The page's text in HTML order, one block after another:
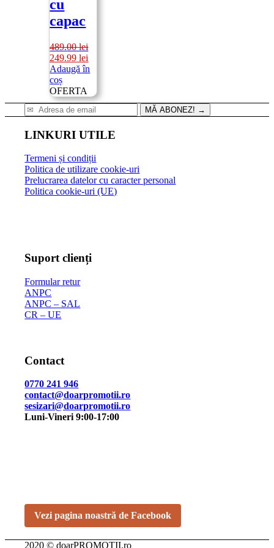
cu
capac
489.00lei
Prețul
inițial
a
fost:
489.00 lei.
249.99lei
curent
249.99 lei.
Adaugă în
coș
OFERTA
MĂ ABONEZ! →
LINKURI UTILE
Termeni și condiții
Politica de utilizare cookie-uri
Prelucrarea datelor cu caracter personal
Politica cookie-uri (UE)
Suport clienți
Formular retur
ANPC
ANPC – SAL
CR – UE
Contact
0770 241 946
contact@doarpromotii.ro
sesizari@doarpromotii.ro
Luni-Vineri 9:00-17:00
Vezi pagina noastră de Facebook
2020 © doarPROMOȚII.ro